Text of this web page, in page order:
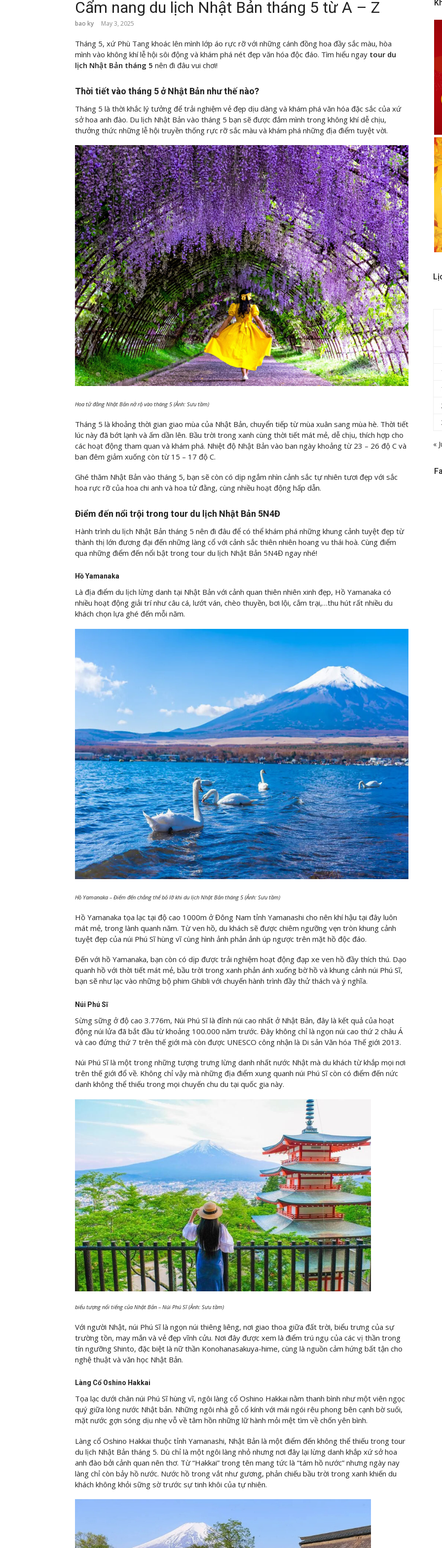
Cẩm nang du lịch Nhật Bản tháng 5 từ A – Z
bao ky May 3, 2025
Tháng 5, xứ Phù Tang khoác lên mình lớp áo rực rỡ với những cánh đồng hoa đầy sắc màu, hòa
mình vào không khí lễ hội sôi động và khám phá nét đẹp văn hóa độc đáo. Tìm hiểu ngay tour du
lịch Nhật Bản tháng 5 nên đi đâu vui chơi!
Thời tiết vào tháng 5 ở Nhật Bản như thế nào?
Tháng 5 là thời khắc lý tưởng để trải nghiệm vẻ đẹp dịu dàng và khám phá văn hóa đặc sắc của xứ
sở hoa anh đào. Du lịch Nhật Bản vào tháng 5 bạn sẽ được đắm mình trong không khí dễ chịu,
thưởng thức những lễ hội truyền thống rực rỡ sắc màu và khám phá những địa điểm tuyệt vời.
Hoa tử đằng Nhật Bản nở rộ vào tháng 5 (Ảnh: Sưu tầm)
Tháng 5 là khoảng thời gian giao mùa của Nhật Bản, chuyển tiếp từ mùa xuân sang mùa hè. Thời tiết
lúc này đã bớt lạnh và ấm dần lên. Bầu trời trong xanh cùng thời tiết mát mẻ, dễ chịu, thích hợp cho
các hoạt động tham quan và khám phá. Nhiệt độ Nhật Bản vào ban ngày khoảng từ 23 – 26 độ C và
ban đêm giảm xuống còn từ 15 – 17 độ C.
Ghé thăm Nhật Bản vào tháng 5, bạn sẽ còn có dịp ngắm nhìn cảnh sắc tự nhiên tươi đẹp với sắc
hoa rực rỡ của hoa chi anh và hoa tử đằng, cùng nhiều hoạt động hấp dẫn.
Điểm đến nổi trội trong tour du lịch Nhật Bản 5N4Đ
Hành trình du lịch Nhật Bản tháng 5 nên đi đâu để có thể khám phá những khung cảnh tuyệt đẹp từ
thành thị lớn đương đại đến những làng cổ với cảnh sắc thiên nhiên hoang vu thái hoà. Cùng điểm
qua những điểm đến nổi bật trong tour du lịch Nhật Bản 5N4Đ ngay nhé!
Hồ Yamanaka
Là địa điểm du lịch lừng danh tại Nhật Bản với cảnh quan thiên nhiên xinh đẹp, Hồ Yamanaka có
nhiều hoạt động giải trí như câu cá, lướt ván, chèo thuyền, bơi lội, cắm trại,…thu hút rất nhiều du
khách chọn lựa ghé đến mỗi năm.
Hồ Yamanaka – Điểm đến chẳng thể bỏ lỡ khi du lịch Nhật Bản tháng 5 (Ảnh: Sưu tầm)
Hồ Yamanaka tọa lạc tại độ cao 1000m ở Đông Nam tỉnh Yamanashi cho nên khí hậu tại đây luôn
mát mẻ, trong lành quanh năm. Từ ven hồ, du khách sẽ được chiêm ngưỡng vẹn tròn khung cảnh
tuyệt đẹp của núi Phú Sĩ hùng vĩ cùng hình ảnh phản ảnh úp ngược trên mặt hồ độc đáo.
Đến với hồ Yamanaka, bạn còn có dịp được trải nghiệm hoạt động đạp xe ven hồ đầy thích thú. Dạo
quanh hồ với thời tiết mát mẻ, bầu trời trong xanh phản ánh xuống bờ hồ và khung cảnh núi Phú Sĩ,
bạn sẽ như lạc vào những bộ phim Ghibli với chuyến hành trình đầy thử thách và ý nghĩa.
Núi Phú Sĩ
Sừng sững ở độ cao 3.776m, Núi Phú Sĩ là đỉnh núi cao nhất ở Nhật Bản, đây là kết quả của hoạt
động núi lửa đã bắt đầu từ khoảng 100.000 năm trước. Đây không chỉ là ngọn núi cao thứ 2 châu Á
và cao đứng thứ 7 trên thế giới mà còn được UNESCO công nhận là Di sản Văn hóa Thế giới 2013.
Núi Phú Sĩ là một trong những tượng trưng lừng danh nhất nước Nhật mà du khách từ khắp mọi nơi
trên thế giới đổ về. Không chỉ vậy mà những địa điểm xung quanh núi Phú Sĩ còn có điểm đến nức
danh không thể thiếu trong mọi chuyến chu du tại quốc gia này.
biểu tượng nổi tiếng của Nhật Bản – Núi Phú Sĩ (Ảnh: Sưu tầm)
Với người Nhật, núi Phú Sĩ là ngọn núi thiêng liêng, nơi giao thoa giữa đất trời, biểu trưng của sự
trường tồn, may mắn và vẻ đẹp vĩnh cửu. Nơi đây được xem là điểm trú ngụ của các vị thần trong
tín ngưỡng Shinto, đặc biệt là nữ thần Konohanasakuya-hime, cùng là nguồn cảm hứng bất tận cho
nghệ thuật và văn học Nhật Bản.
Làng Cổ Oshino Hakkai
Tọa lạc dưới chân núi Phú Sĩ hùng vĩ, ngôi làng cổ Oshino Hakkai nằm thanh bình như một viên ngọc
quý giữa lòng nước Nhật bản. Những ngôi nhà gỗ cổ kính với mái ngói rêu phong bên cạnh bờ suối,
mặt nước gợn sóng dịu nhẹ vỗ về tâm hồn những lữ hành mỏi mệt tìm về chốn yên bình.
Làng cổ Oshino Hakkai thuộc tỉnh Yamanashi, Nhật Bản là một điểm đến không thể thiếu trong tour
du lịch Nhật Bản tháng 5. Dù chỉ là một ngôi làng nhỏ nhưng nơi đây lại lừng danh khắp xứ sở hoa
anh đào bởi cảnh quan nên thơ. Từ “Hakkai” trong tên mang tức là “tám hồ nước” nhưng ngày nay
làng chỉ còn bảy hồ nước. Nước hồ trong vắt như gương, phản chiếu bầu trời trong xanh khiến du
khách không khỏi sững sờ trước sự tinh khôi của tự nhiên.
«